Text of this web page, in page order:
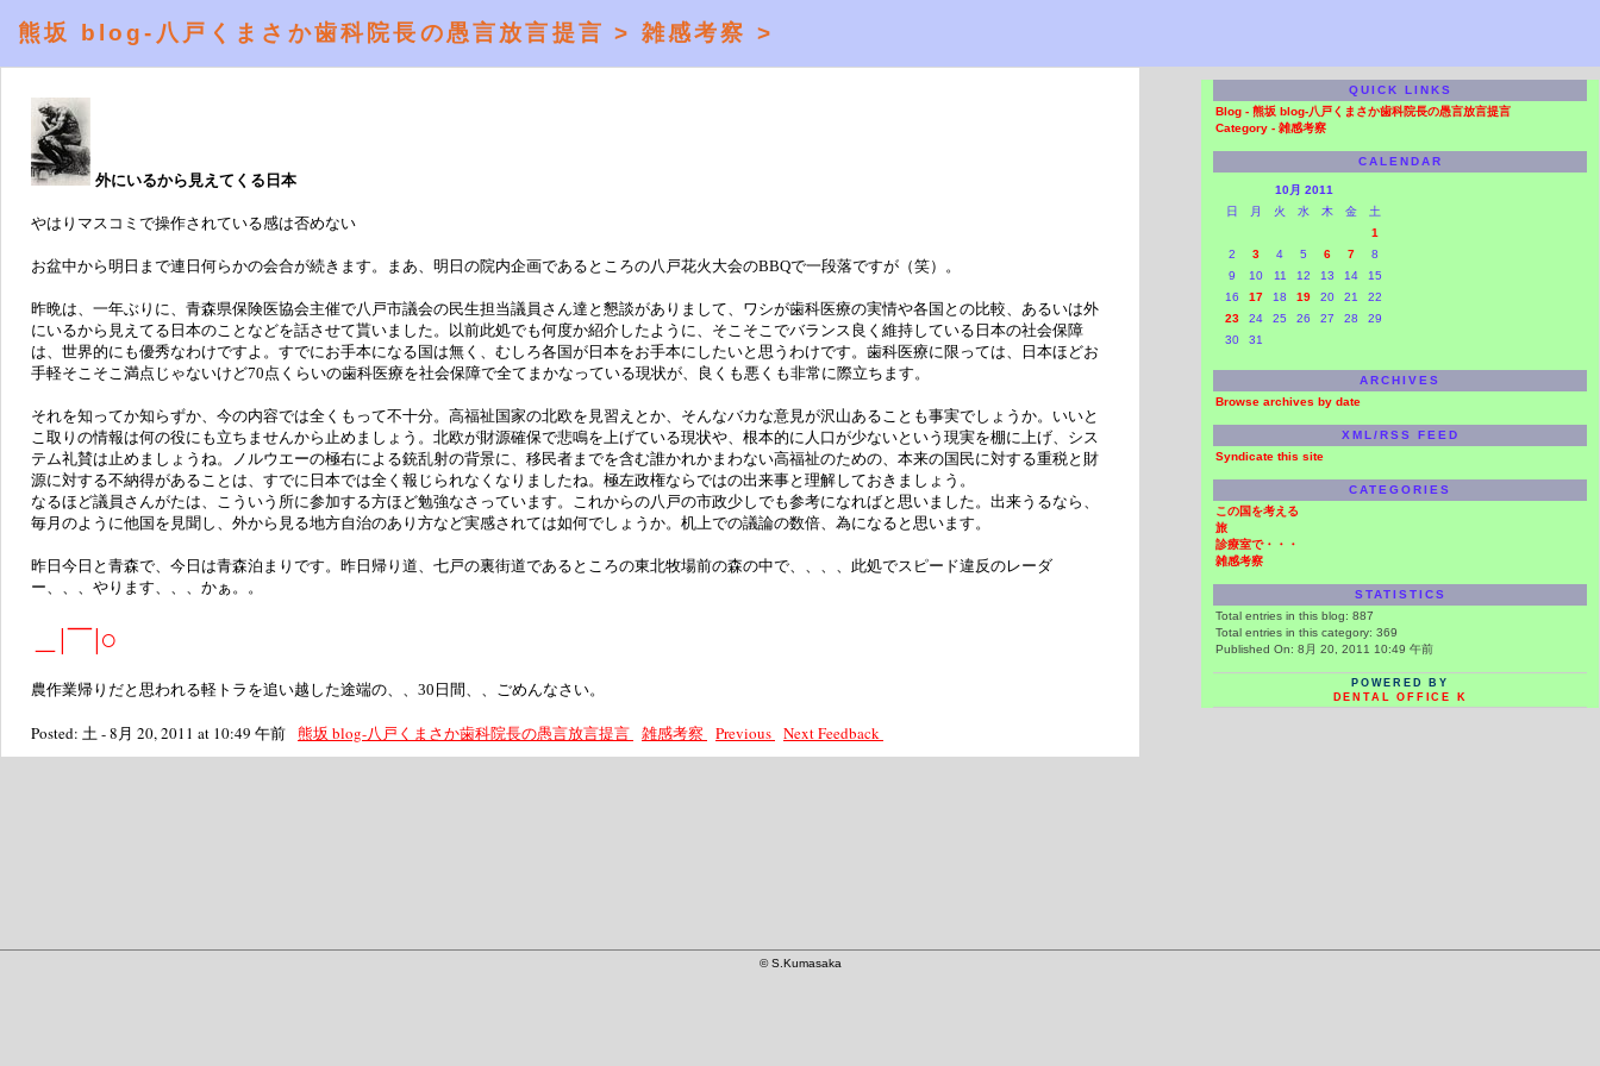
熊坂 blog-八戸くまさか歯科院長の愚言放言提言 > 雑感考察 >
外にいるから見えてくる日本
やはりマスコミで操作されている感は否めない
お盆中から明日まで連日何らかの会合が続きます。まあ、明日の院内企画であるところの八戸花火大会のBBQで一段落ですが（笑）。
昨晩は、一年ぶりに、青森県保険医協会主催で八戸市議会の民生担当議員さん達と懇談がありまして、ワシが歯科医療の実情や各国との比較、あるいは外
にいるから見えてる日本のことなどを話させて貰いました。以前此処でも何度か紹介したように、そこそこでバランス良く維持している日本の社会保障
は、世界的にも優秀なわけですよ。すでにお手本になる国は無く、むしろ各国が日本をお手本にしたいと思うわけです。歯科医療に限っては、日本ほどお
手軽そこそこ満点じゃないけど70点くらいの歯科医療を社会保障で全てまかなっている現状が、良くも悪くも非常に際立ちます。
それを知ってか知らずか、今の内容では全くもって不十分。高福祉国家の北欧を見習えとか、そんなバカな意見が沢山あることも事実でしょうか。いいと
こ取りの情報は何の役にも立ちませんから止めましょう。北欧が財源確保で悲鳴を上げている現状や、根本的に人口が少ないという現実を棚に上げ、シス
テム礼賛は止めましょうね。ノルウエーの極右による銃乱射の背景に、移民者までを含む誰かれかまわない高福祉のための、本来の国民に対する重税と財
源に対する不納得があることは、すでに日本では全く報じられなくなりましたね。極左政権ならではの出来事と理解しておきましょう。
なるほど議員さんがたは、こういう所に参加する方ほど勉強なさっています。これからの八戸の市政少しでも参考になればと思いました。出来うるなら、
毎月のように他国を見聞し、外から見る地方自治のあり方など実感されては如何でしょうか。机上での議論の数倍、為になると思います。
昨日今日と青森で、今日は青森泊まりです。昨日帰り道、七戸の裏街道であるところの東北牧場前の森の中で、、、、此処でスピード違反のレーダ
ー、、、やります、、、かぁ。。
＿|￣|○
農作業帰りだと思われる軽トラを追い越した途端の、、30日間、、ごめんなさい。
Posted: 土 - 8月 20, 2011 at 10:49 午前 熊坂 blog-八戸くまさか歯科院長の愚言放言提言 雑感考察 Previous NextFeedback
QUICK LINKS
Blog - 熊坂 blog-八戸くまさか歯科院長の愚言放言提言
Category - 雑感考察
CALENDAR
10月 2011
日
月 火 水 木 金
土
1
2
3 4 5 6 7
8
9
10 11 12 13 14
15
16
17 18 19 20 21
22
23
24 25 26 27 28
29
30
31
ARCHIVES
Browse archives by date
XML/RSS FEED
Syndicate this site
CATEGORIES
この国を考える
旅
診療室で・・・
雑感考察
STATISTICS
Total entries in this blog: 887
Total entries in this category: 369
Published On: 8月 20, 2011 10:49 午前
POWERED BY
DENTAL OFFICE K
©S.Kumasaka